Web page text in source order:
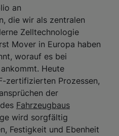
an
die wir als zentralen
Zelltechnologie
Mover in Europa haben
worauf es bei
Heute
zertifizierten Prozessen,
der
Fahrzeugbaus
wird sorgfältig
Festigkeit und Ebenheit